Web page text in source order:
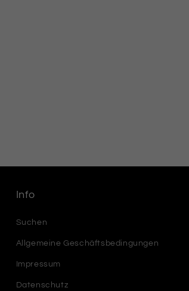
Info
Suchen
Allgemeine Geschäftsbedingungen
Impressum
Datenschutz